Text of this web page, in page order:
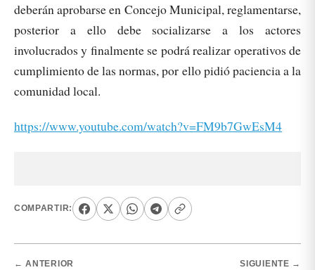
deberán aprobarse en Concejo Municipal, reglamentarse,
posterior a ello debe socializarse a los actores
involucrados y finalmente se podrá realizar operativos de
cumplimiento de las normas, por ello pidió paciencia a la
comunidad local.
https://www.youtube.com/watch?v=FM9b7GwEsM4
COMPARTIR:
← ANTERIOR SIGUIENTE →